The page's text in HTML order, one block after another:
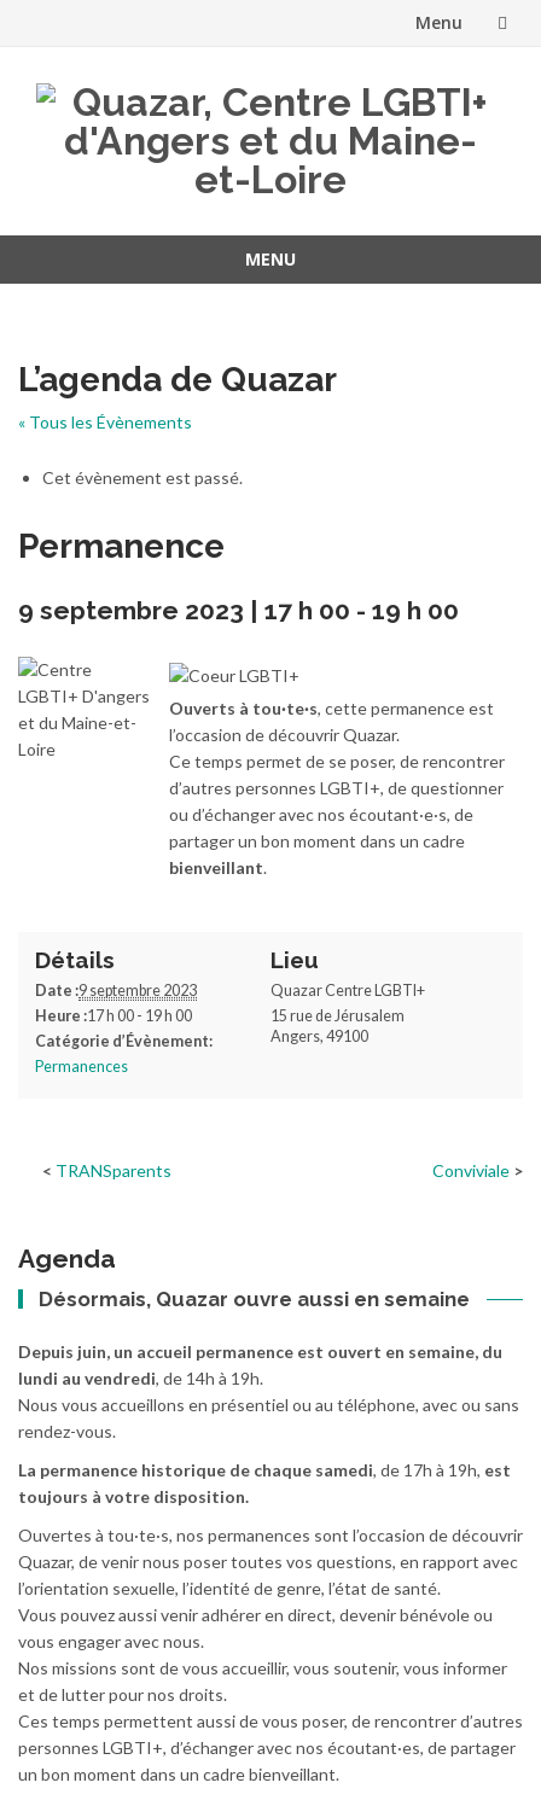
Menu
contenu
MENU
L’agenda de Quazar
« Tous les Évènements
Cet évènement est passé.
Permanence
9 septembre 2023 | 17 h 00 - 19 h 00
Ouverts à tou·te·s, cette permanence est
l’occasion de découvrir Quazar.
Ce temps permet de se poser, de rencontrer
d’autres personnes LGBTI+, de questionner
ou d’échanger avec nos écoutant·e·s, de
partager un bon moment dans un cadre
bienveillant.
Détails
Date :9 septembre 2023
Heure :17 h 00 - 19 h 00
Catégorie d’Évènement:
Permanences
Lieu
Quazar Centre LGBTI+
15 rue de Jérusalem
Angers, 49100
TRANSparents Conviviale
Agenda
Désormais, Quazar ouvre aussi en semaine
Depuis juin, un accueil permanence est ouvert en semaine, du
lundi au vendredi, de 14h à 19h.
Nous vous accueillons en présentiel ou au téléphone, avec ou sans
rendez-vous.
La permanence historique de chaque samedi, de 17h à 19h, est
toujours à votre disposition.
Ouvertes à tou·te·s, nos permanences sont l’occasion de découvrir
Quazar, de venir nous poser toutes vos questions, en rapport avec
l’orientation sexuelle, l’identité de genre, l’état de santé.
Vous pouvez aussi venir adhérer en direct, devenir bénévole ou
vous engager avec nous.
Nos missions sont de vous accueillir, vous soutenir, vous informer
et de lutter pour nos droits.
Ces temps permettent aussi de vous poser, de rencontrer d’autres
personnes LGBTI+, d’échanger avec nos écoutant·es, de partager
un bon moment dans un cadre bienveillant.